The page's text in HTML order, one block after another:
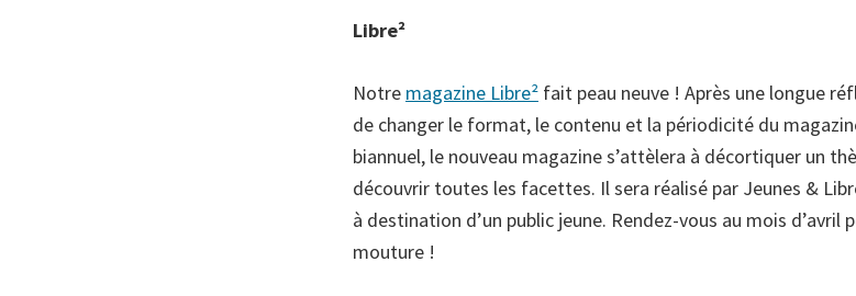
Libre²
Notre magazine Libre² fait peau neuve ! Après une longue
de changer le format, le contenu et la périodicité du
biannuel, le nouveau magazine s’attèlera à décortiquer un
découvrir toutes les facettes. Il sera réalisé par Jeunes &
à destination d’un public jeune. Rendez-vous au mois d’avril
mouture !